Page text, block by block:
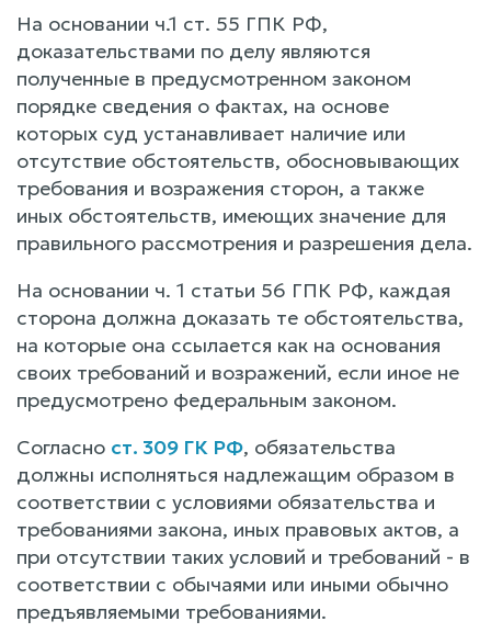
На основании ч.1 ст. 55 ГПК РФ,
доказательствами по делу являются
полученные в предусмотренном законом
порядке сведения о фактах, на основе
которых суд устанавливает наличие или
отсутствие обстоятельств, обосновывающих
требования и возражения сторон, а также
иных обстоятельств, имеющих значение для
правильного рассмотрения и разрешения дела.
На основании ч. 1 статьи 56 ГПК РФ, каждая
сторона должна доказать те обстоятельства,
на которые она ссылается как на основания
своих требований и возражений, если иное не
предусмотрено федеральным законом.
Согласно ст. 309 ГК РФ, обязательства
должны исполняться надлежащим образом в
соответствии с условиями обязательства и
требованиями закона, иных правовых актов, а
при отсутствии таких условий и требований - в
соответствии с обычаями или иными обычно
предъявляемыми требованиями.